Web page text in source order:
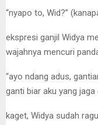
“nyapo to, Wid?”
ekspresi ganjil Widya
wajahnya mencuri
“ayo ndang adus,
ganti biar aku yang jaga
kaget, Widya sudah